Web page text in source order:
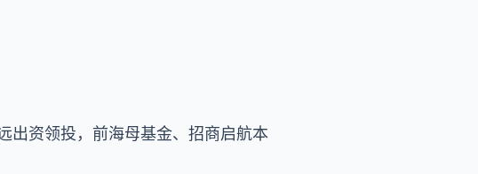
出资领投，前海母基金、招商启航本